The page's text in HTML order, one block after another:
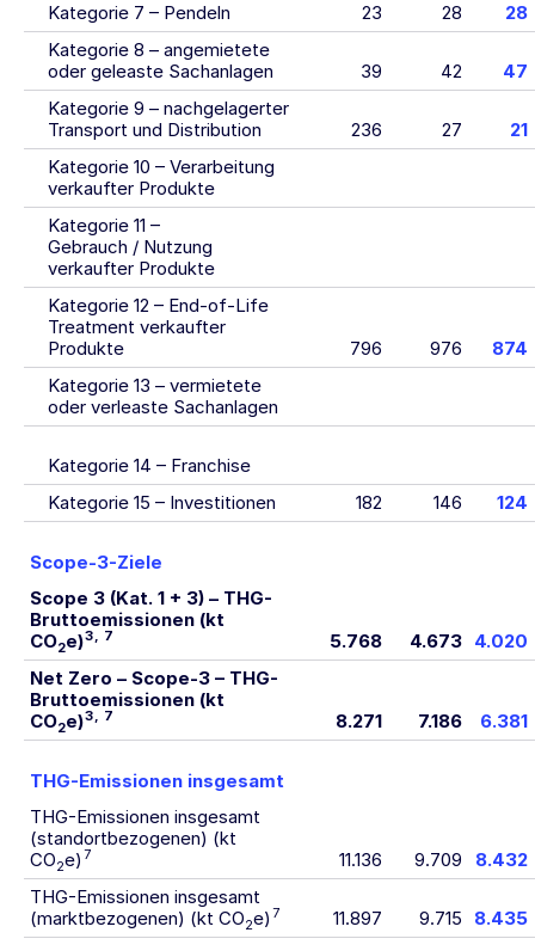
Kategorie 7 – Pendeln
23 28
28
Kategorie 8 – angemietete
oder geleaste Sachanlagen
39 42
47
Kategorie 9 – nachgelagerter
Transport und Distribution
236 27
21
Kategorie 10 – Verarbeitung
verkaufter Produkte
Kategorie 11 –
Gebrauch / Nutzung
verkaufter Produkte
Kategorie 12 – End-of-Life
Treatment verkaufter
Produkte
796 976
874
Kategorie 13 – vermietete
oder verleaste Sachanlagen
Kategorie 14 – Franchise
Kategorie 15 – Investitionen
182 146 124
Scope-3-Ziele
Scope 3 (Kat. 1 + 3) – THG-
Bruttoemissionen (kt
CO2e)3, 7 5.768 4.673 4.020
Net Zero – Scope-3 – THG-
Bruttoemissionen (kt
CO2e)3, 7 8.271 7.186 6.381
THG-Emissionen insgesamt
THG-Emissionen insgesamt
(standortbezogenen) (kt
CO2e) 7 11.136 9.709
8.432
THG-Emissionen insgesamt
(marktbezogenen) (kt CO2e) 7 11.897 9.715 8.435